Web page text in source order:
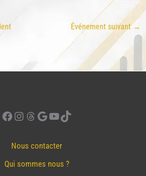
Événement suivant→
Facebook
Instagram
Threads
Google
YouTube
TikTok
Nous contacter
Qui sommes nous ?